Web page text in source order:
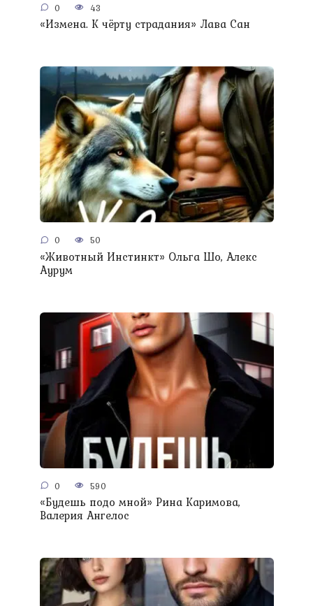
0 43
«Измена. К чёрту страдания» Лава Сан
0 50
«Животный Инстинкт» Ольга Шо, Алекс
Аурум
0 590
«Будешь подо мной» Рина Каримова,
Валерия Ангелос